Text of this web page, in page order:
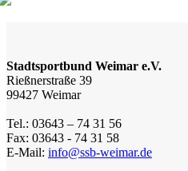
Stadtsportbund Weimar e.V.
Rießnerstraße 39
99427 Weimar
Tel.: 03643 – 74 31 56
Fax: 03643 - 74 31 58
E-Mail: info@ssb-weimar.de